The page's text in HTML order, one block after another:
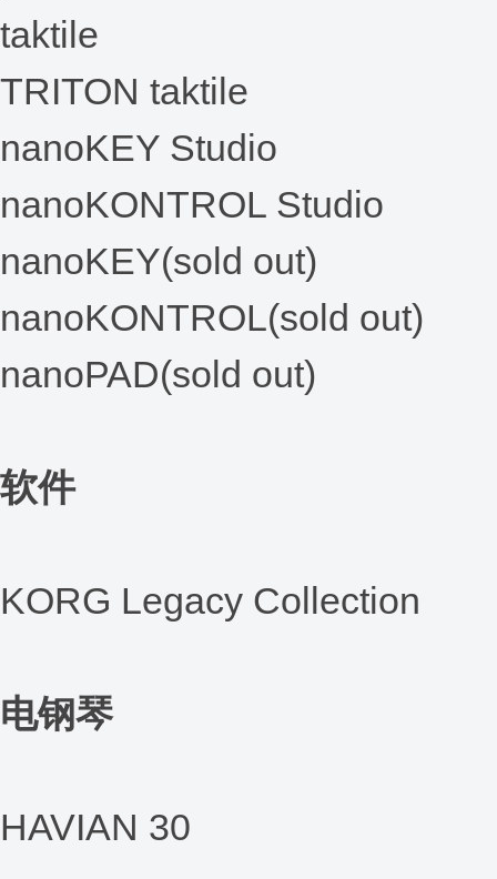
taktile
TRITON taktile
nanoKEY Studio
nanoKONTROL Studio
nanoKEY(sold out)
nanoKONTROL(sold out)
nanoPAD(sold out)
软件
KORG Legacy Collection
电钢琴
HAVIAN 30